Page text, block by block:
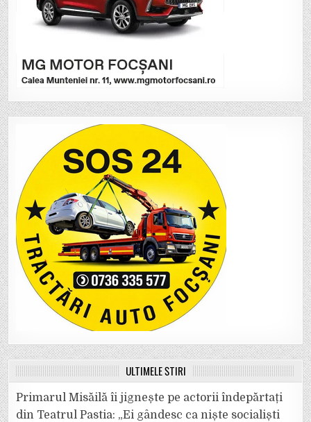
ULTIMELE ȘTIRI
Primarul Misăilă îi jignește pe actorii îndepărtați
din Teatrul Pastia: „Ei gândesc ca niște socialiști